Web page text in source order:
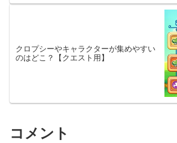
クロプシーやキャラクターが集めやすい
のはどこ？【クエスト用】
コメント